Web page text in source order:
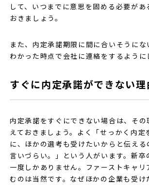
して、いつまでに意思を固める必要があ
おきましょう。
また、内定承諾期限に間に合いそうにな
わかった時点で会社に連絡をするように
すぐに内定承諾ができない理
内定承諾をすぐにできない場合は、その
えておきましょう。よく「せっかく内定
に、ほかの選考も受けたいからと伝える
言いづらい。」という人がいます。新卒
一度しかありません。ファーストキャリ
むのは当然です。なぜほかの企業も受け